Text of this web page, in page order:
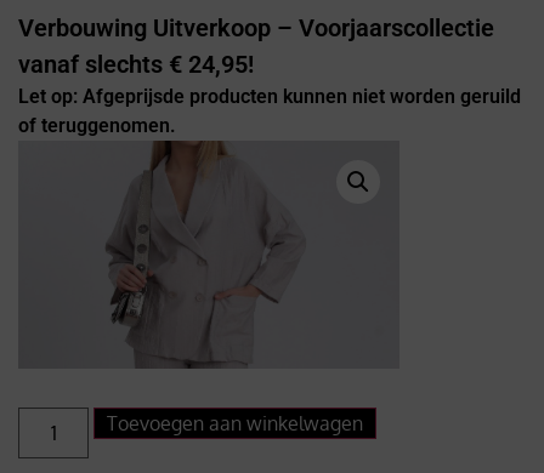
Verbouwing Uitverkoop – Voorjaarscollectie
vanaf slechts € 24,95!
Let op: Afgeprijsde producten kunnen niet worden geruild
of teruggenomen.
Toevoegen aan winkelwagen